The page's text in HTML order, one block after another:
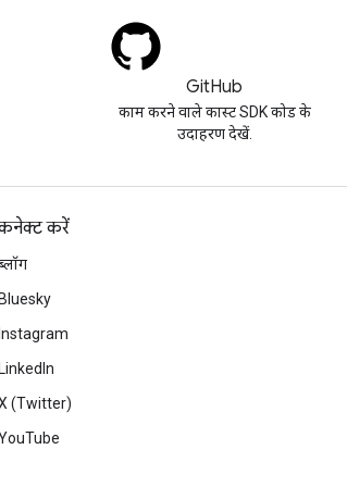
GitHub
काम करने वाले कास्ट SDK कोड के
उदाहरण देखें.
करें
Bluesky
Instagram
LinkedIn
(Twitter)